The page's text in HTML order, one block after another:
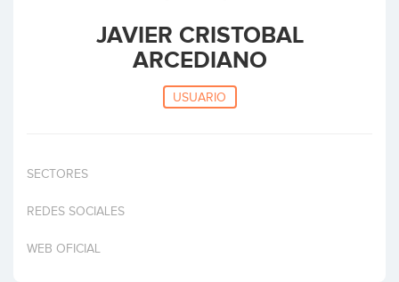
Inicio
JAVIER CRISTOBAL
ARCEDIANO
USUARIO
SECTORES
REDES SOCIALES
WEB OFICIAL